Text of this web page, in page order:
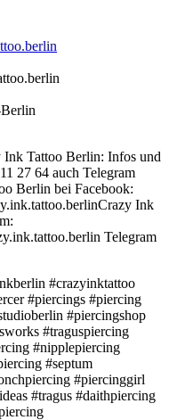
Ink Tattoo Berlin: Infos und
27 64 auch Telegram
Berlin bei Facebook:
Ink
Telegram
#crazyinktattoo
#piercings #piercing
#piercingshop
#traguspiercing
#nipplepiercing
#septum
#piercinggirl
#tragus #daithpiercing